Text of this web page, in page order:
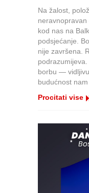
Na žalost,
kod nas na
podsjećanje.
nije završena.
borbu —
budućnost
Procitati vise